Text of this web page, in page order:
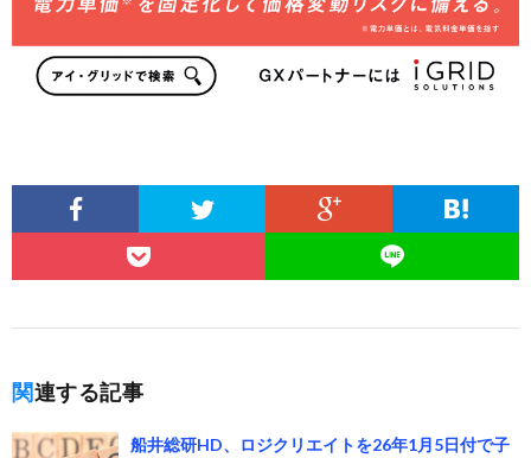
関連する記事
船井総研HD、ロジクリエイトを26年1月5日付で子